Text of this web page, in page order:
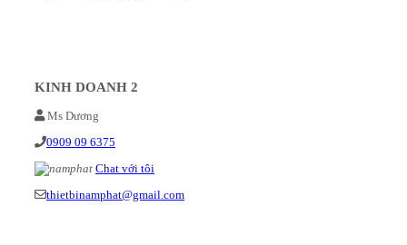
KINH DOANH 2
Ms Dương
0909 09 6375
Chat với tôi
thietbinamphat@gmail.com